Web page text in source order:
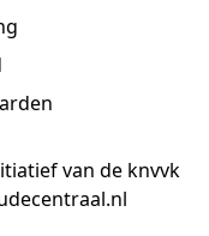
van de knvvk